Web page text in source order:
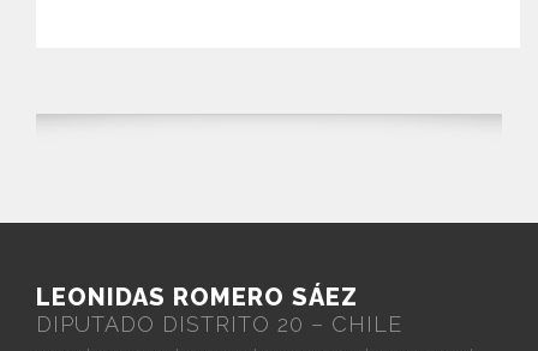
LEONIDAS ROMERO SÁEZ
DIPUTADO DISTRITO 20 – CHILE